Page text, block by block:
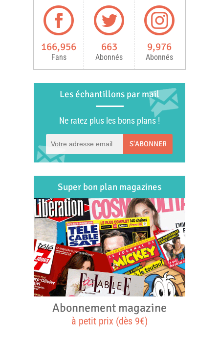
166,956
Fans
663
Abonnés
9,976
Abonnés
Les échantillons par mail
Ne ratez plus les bons plans !
S'ABONNER
Super bon plan magazines
Abonnement magazine
à petit prix (dès 9€)